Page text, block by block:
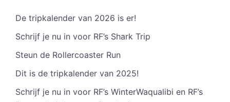
De tripkalender van 2026 is er!
Schrijf je nu in voor RF’s Shark Trip
Steun de Rollercoaster Run
Dit is de tripkalender van 2025!
Schrijf je nu in voor RF’s WinterWaqualibi en RF’s